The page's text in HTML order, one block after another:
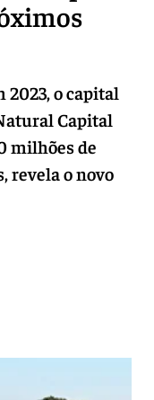
2023, o capital
Capital
milhões de
revela o novo